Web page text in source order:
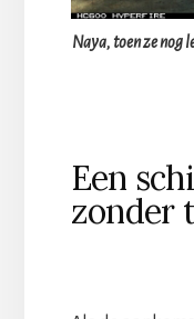
Naya, toen ze nog
Een
zonder